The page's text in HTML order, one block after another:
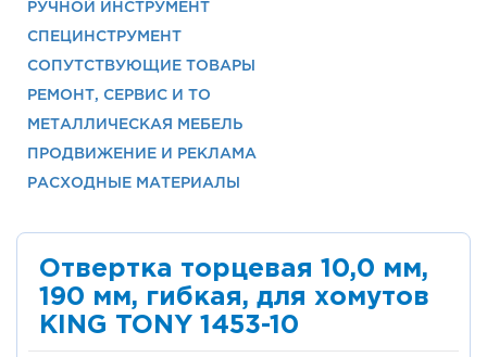
РУЧНОЙ ИНСТРУМЕНТ
СПЕЦИНСТРУМЕНТ
СОПУТСТВУЮЩИЕ ТОВАРЫ
РЕМОНТ, СЕРВИС И ТО
МЕТАЛЛИЧЕСКАЯ МЕБЕЛЬ
ПРОДВИЖЕНИЕ И РЕКЛАМА
РАСХОДНЫЕ МАТЕРИАЛЫ
Отвертка торцевая 10,0 мм,
190 мм, гибкая, для хомутов
KING TONY 1453-10